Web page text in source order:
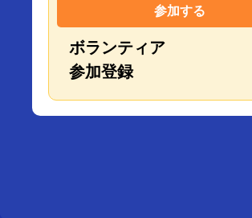
参加する
ボランティア
参加登録